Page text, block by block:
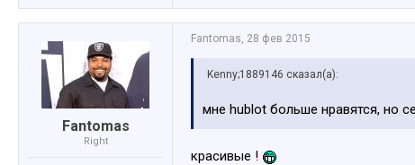
Fantomas
Right
Fantomas, 28 фев 2015
Kenny;1889146 сказал(а):
мне hublot больше нравятся, но
красивые !